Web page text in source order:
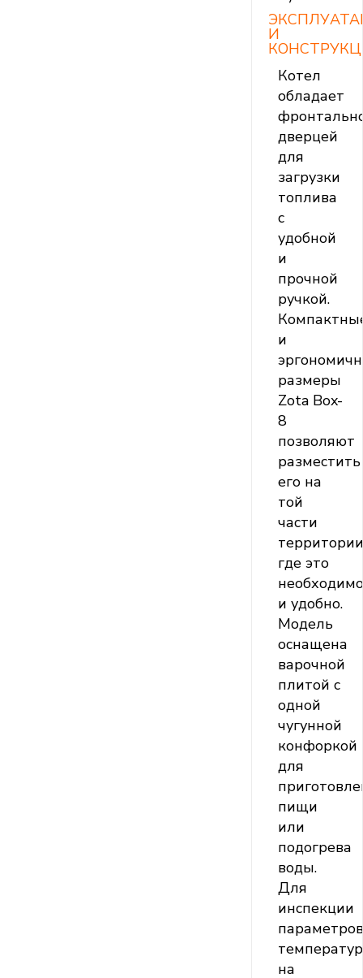
И
Котел
обладает
дверцей
для
загрузки
топлива
с
удобной
и
прочной
ручкой.
и
размеры
Zota Box-
8
позволяют
разместить
его на
той
части
где это
необходимо
и удобно.
Модель
оснащена
варочной
плитой с
одной
чугунной
конфоркой
для
пищи
или
подогрева
воды.
Для
инспекции
параметров
на